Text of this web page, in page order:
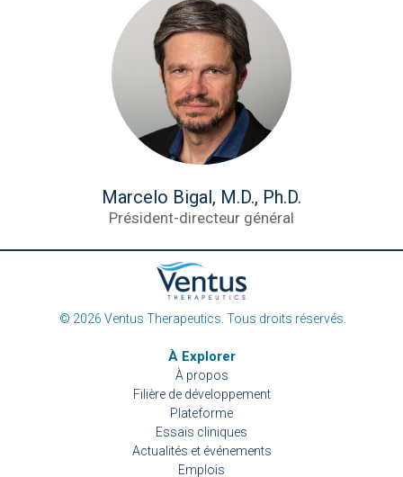
Marcelo Bigal, M.D., Ph.D.
Président-directeur général
© 2026 Ventus Therapeutics. Tous droits réservés.
À Explorer
À propos
Filière de développement
Plateforme
Essais cliniques
Actualités et événements
Emplois